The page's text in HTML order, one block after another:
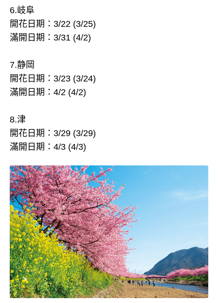
6.岐阜
開花日期：3/22 (3/25)
滿開日期：3/31 (4/2)
7.静岡
開花日期：3/23 (3/24)
滿開日期：4/2 (4/2)
8.津
開花日期：3/29 (3/29)
滿開日期：4/3 (4/3)